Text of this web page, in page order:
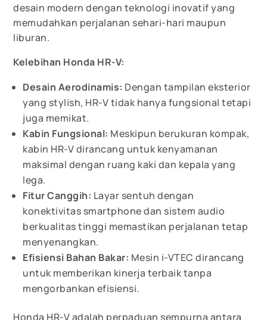
desain modern dengan teknologi inovatif yang
memudahkan perjalanan sehari-hari maupun
liburan.
Kelebihan Honda HR-V:
Desain Aerodinamis: Dengan tampilan eksterior
yang stylish, HR-V tidak hanya fungsional tetapi
juga memikat.
Kabin Fungsional: Meskipun berukuran kompak,
kabin HR-V dirancang untuk kenyamanan
maksimal dengan ruang kaki dan kepala yang
lega.
Fitur Canggih: Layar sentuh dengan
konektivitas smartphone dan sistem audio
berkualitas tinggi memastikan perjalanan tetap
menyenangkan.
Efisiensi Bahan Bakar: Mesin i-VTEC dirancang
untuk memberikan kinerja terbaik tanpa
mengorbankan efisiensi.
Honda HR-V adalah perpaduan sempurna antara